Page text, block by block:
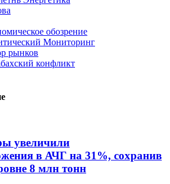
обозрение
Мониторинг
рынков
конфликт
увеличили
в АЧГ на 31%, сохранив
8 млн тонн